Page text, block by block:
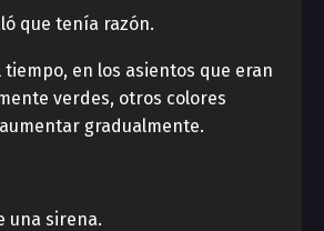
que tenía razón.
tiempo, en los asientos que eran
verdes, otros colores
gradualmente.
una sirena.